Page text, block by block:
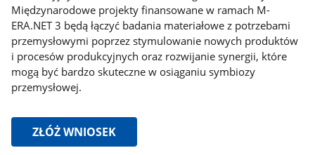
Międzynarodowe projekty finansowane w ramach M-
ERA.NET 3 będą łączyć badania materiałowe z potrzebami
przemysłowymi poprzez stymulowanie nowych produktów
i procesów produkcyjnych oraz rozwijanie synergii, które
mogą być bardzo skuteczne w osiąganiu symbiozy
przemysłowej.
ZŁÓŻ WNIOSEK